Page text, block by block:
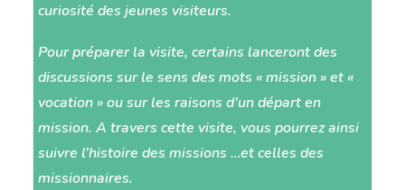
curiosité des jeunes visiteurs.
Pour préparer la visite, certains lanceront des
discussions sur le sens des mots « mission » et «
vocation » ou sur les raisons d’un départ en
mission. A travers cette visite, vous pourrez ainsi
suivre l’histoire des missions …et celles des
missionnaires.